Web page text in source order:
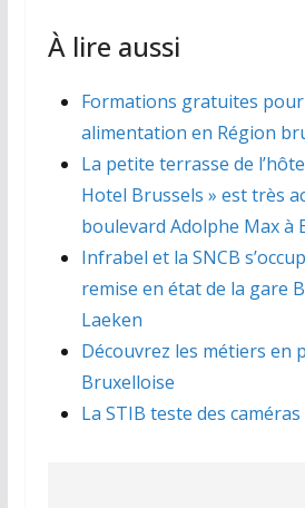
À lire aussi
Formations gratuites
alimentation en Région
La petite terrasse de
Hotel Brussels » est très
boulevard Adolphe Max à
Infrabel et la SNCB
remise en état de la gare
Laeken
Découvrez les métiers en
Bruxelloise
La STIB teste des